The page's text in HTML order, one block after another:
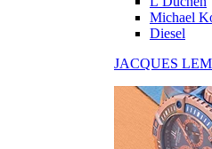
Michael
Diesel
JACQUES